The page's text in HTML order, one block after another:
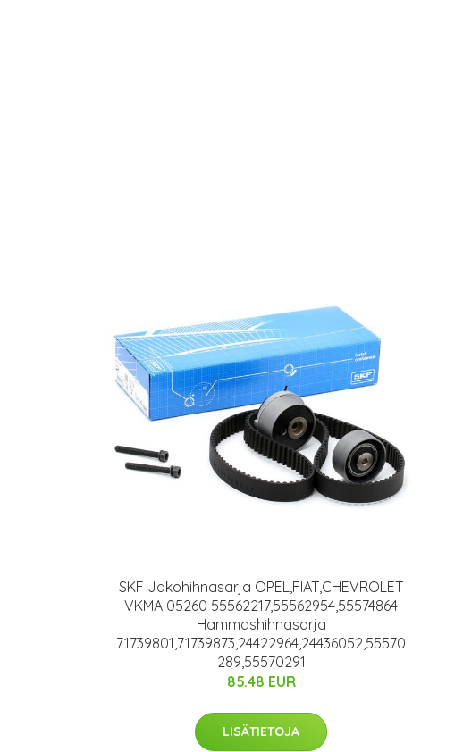
SKF Jakohihnasarja OPEL,FIAT,CHEVROLET
VKMA 05260 55562217,55562954,55574864
Hammashihnasarja
71739801,71739873,24422964,24436052,55570
289,55570291
85.48 EUR
LISÄTIETOJA